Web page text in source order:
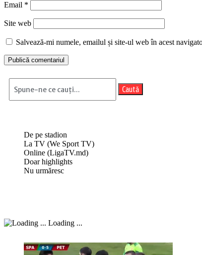
Email *
Site web
Salvează-mi numele, emailul și site-ul web în acest
Caută
De pe stadion
La TV (We Sport TV)
Online (LigaTV.md)
Doar highlights
Nu urmăresc
Loading ...